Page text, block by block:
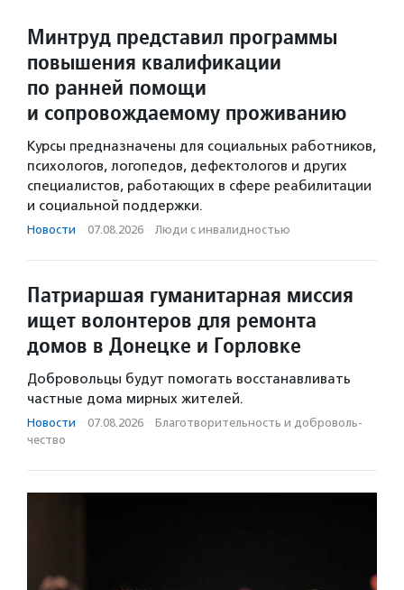
Минтруд представил программы
повышения квалификации
по ранней помощи
и сопровождаемому проживанию
Курсы предназначены для социальных работников,
психологов, логопедов, дефектологов и других
специалистов, работающих в сфере реабилитации
и социальной поддержки.
Новости · 07.08.2026 · Люди с инвалидностью
Патриаршая гуманитарная миссия
ищет волонтеров для ремонта
домов в Донецке и Горловке
Добровольцы будут помогать восстанавливать
частные дома мирных жителей.
Новости · 07.08.2026 · Благотвори­тель­ность и доброволь­
чест­во